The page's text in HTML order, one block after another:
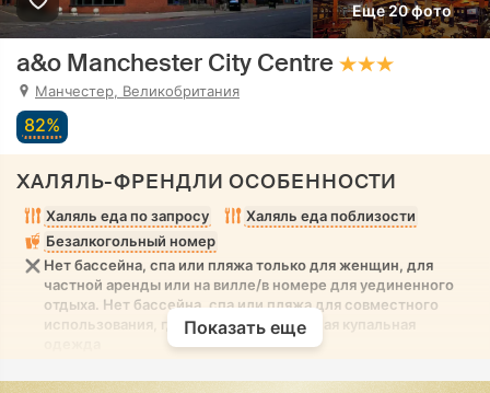
Еще 20 фото
a&o Manchester City Centre
Манчестер, Великобритания
82%
ХАЛЯЛЬ-ФРЕНДЛИ ОСОБЕННОСТИ
Халяль еда по запросу
Халяль еда поблизости
Безалкогольный номер
Нет бассейна, спа или пляжа только для женщин, для
частной аренды или на вилле/в номере для уединенного
отдыха. Нет бассейна, спа или пляжа для совместного
использования, где разрешена скромная купальная
Показать еще